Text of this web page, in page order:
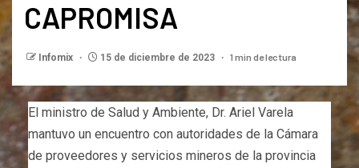
CAPROMISA
Infomix 15 de diciembre de 2023 1 min de lectura
El ministro de Salud y Ambiente, Dr. Ariel Varela
mantuvo un encuentro con autoridades de la Cámara
de proveedores y servicios mineros de la provincia